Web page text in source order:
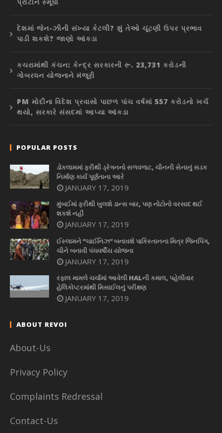
દેશમાં જેન-ઝીની સંખ્યા કેટલી? શું તેઓ ચૂંટણી ઉપર પ્રભાવ
પાડી શકશે? જાણો આંકડા
કચરામાંથી કંચન: કેન્દ્ર સરકારની રૂ. 23,731 કરોડની
ગોબરધન યોજનાને મંજૂરી
PM મોદીના વિદેશ પ્રવાસો પાછળ પાંચ વર્ષમાં 557 કરોડનો ખર્ચ
થયો, સરકારે સંસદમાં આપ્યા આંકડા
POPULAR POSTS
ડોકલામમાં ફરીથી ડ્રેગનનો સળવળાટ, ચીનની સેનાનું સડક
નિર્માણ કાર્ય પૂર્ણતાના આરે
JANUARY 17, 2019
મુંબઈમાં ફરીથી ખુલશે ડાન્સ બાર, પણ નોટોનો વરસાદ થઈ
શકશે નહીં
JANUARY 17, 2019
ઈસ્લામને “ચાઈનિઝ” બનાવશે પાકિસ્તાનના મિત્ર જિનપિંગ,
ચીને બનાવી પંચવર્ષીય યોજના
JANUARY 17, 2019
રફાલ મામલે ચર્ચામાં આવેલી HALની કમાલ, પહેલીવાર
હેલિકોપ્ટરમાંથી મિસાઈલનું પરીક્ષણ
JANUARY 17, 2019
ABOUT REVOI
About-Us
Privacy Policy
Complaints Redressal
Contact-Us